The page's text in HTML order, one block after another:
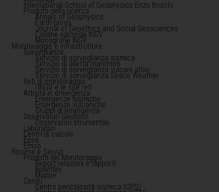
International School of Geophysics Enzo Boschi
Prodotti della ricerca
Annals of Geophysics
Earth-prints
Journal of Geoethics and Social Geosciences
Collane editoriali INGV
Monografie INGV
Monitoraggio e infrastrutture
Sorveglianza
Servizio di sorveglianza sismica
Servizio di allerta maremoti
Servizio di sorveglianza vulcani attivi
Servizio di sorveglianza Space Weather
Reti di monitoraggio
l'INGV e le sue reti
Attività in emergenza
Emergenze sismiche
Emergenze vulcaniche
Gruppi di emergenza
Osservatori Geofisici
Osservatori strumentali
Laboratori
Centri di calcolo
Epos
Emso
Risorse e Servizi
Prodotti del Monitoraggio
Report relazioni e rapporti
Bollettini
Mappe
Centri
Centro pericolosità sismica (CPS)